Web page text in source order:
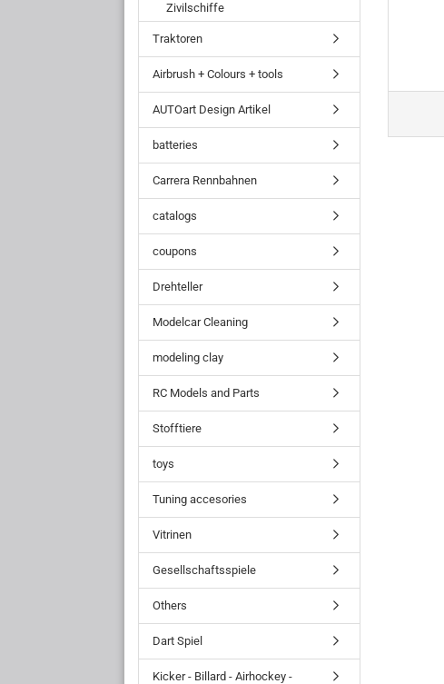
Zivilschiffe
Traktoren
Airbrush + Colours + tools
AUTOart Design Artikel
batteries
Carrera Rennbahnen
catalogs
coupons
Drehteller
Modelcar Cleaning
modeling clay
RC Models and Parts
Stofftiere
toys
Tuning accesories
Vitrinen
Gesellschaftsspiele
Others
Dart Spiel
Kicker - Billard - Airhockey -